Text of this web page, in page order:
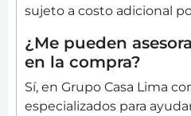
sujeto a costo adicional
¿Me pueden
en la compra?
Sí, en Grupo Casa Lima
especializados para